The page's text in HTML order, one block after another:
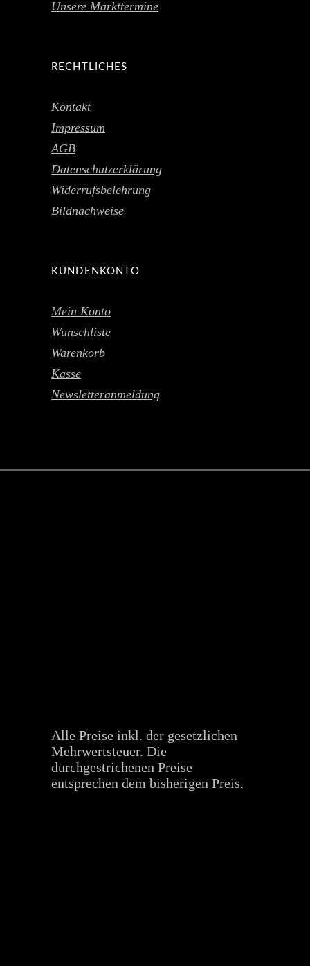
Unsere Markttermine
RECHTLICHES
Kontakt
Impressum
AGB
Datenschutzerklärung
Widerrufsbelehrung
Bildnachweise
KUNDENKONTO
Mein Konto
Wunschliste
Warenkorb
Kasse
Newsletteranmeldung
Alle Preise inkl. der gesetzlichen
Mehrwertsteuer. Die
durchgestrichenen Preise
entsprechen dem bisherigen Preis.